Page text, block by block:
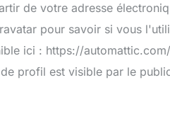
de votre adresse
pour savoir si vous
ici : https://
profil est visible par le